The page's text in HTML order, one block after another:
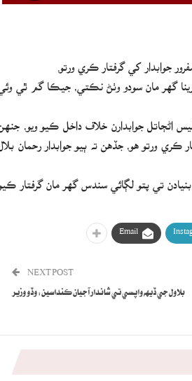
جوابدار کي گرفتار ڪري ورتو.
اظهر جاويد موجب سال 2022 ۾ عورت نصيب زرينا گهر مان سودو وٺڻ نڪتي، جيڪا گم ٿي وئي
اڻڄاتل جوابدارن خلاف داخل ڪيو ويو، جنهن
ورتو هو، جڏهن ته ٻيو جوابدار رحمان بلال
تي پتو لڳائي سندس گهر مان گرفتار ڪيو
Email
NEXT POST
بلاول جي ڏيهه واپسي تي شاندار آجيان ڪنداسين: وڏو وزير